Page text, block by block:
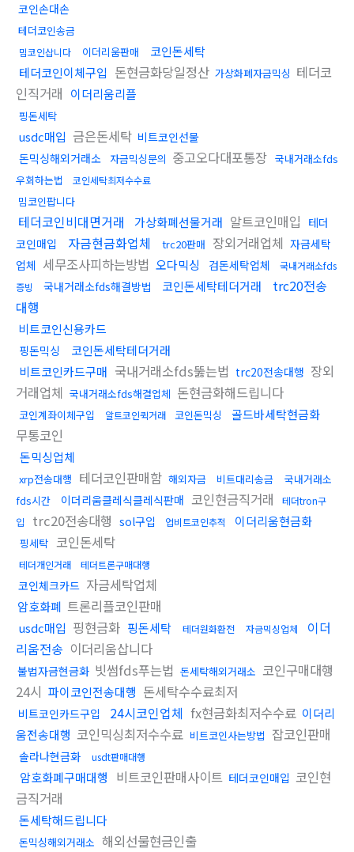
코인손대손
테더코인송금
밈코인삽니다 이더리움판매
코인돈세탁
테더코인이체구입 돈현금화당일정산 가상화폐자금믹싱 테더코
인직거래 이더리움리플
핑돈세탁
usdc매입 금은돈세탁 비트코인선물
돈믹싱해외거래소
자금믹싱문의 중고오다대포통장 국내거래소fds
우회하는법
코인세탁최저수수료
밈코인팝니다
테더코인비대면거래 가상화폐선물거래 알트코인매입 테더
코인매입
자금현금화업체 trc20판매 장외거래업체 자금세탁
업체 세무조사피하는방법 오다믹싱 검돈세탁업체
국내거래소fds
증빙
국내거래소fds해결방법 코인돈세탁테더거래
trc20전송
대행
비트코인신용카드
핑돈믹싱
코인돈세탁테더거래
비트코인카드구매 국내거래소fds뚫는법 trc20전송대행 장외
거래업체 국내거래소fds해결업체 돈현금화해드립니다
코인계좌이체구입 알트코인퀵거래 코인돈믹싱 골드바세탁현금화
무통코인
돈믹싱업체
xrp전송대행 테더코인판매함 해외자금 비트대리송금
국내거래소
fds시간
이더리움클레식클레식판매 코인현금직거래
테더tron구
입
trc20전송대행 sol구입 업비트코인추적 이더리움현금화
핑세탁 코인돈세탁
테더개인거래 테더트론구매대행
코인체크카드 자금세탁업체
암호화폐 트론리플코인판매
usdc매입 핑현금화 핑돈세탁 테더원화환전 자금믹싱업체
이더
리움전송 이더리움삽니다
불법자금현금화 빗썸fds푸는법 돈세탁해외거래소 코인구매대행
24시 파이코인전송대행 돈세탁수수료최저
비트코인카드구입 24시코인업체 fx현금화최저수수료 이더리
움전송대행 코인믹싱최저수수료 비트코인사는방법 잡코인판매
솔라나현금화 usdt판매대행
암호화폐구매대행 비트코인판매사이트 테더코인매입 코인현
금직거래
돈세탁해드립니다
돈믹싱해외거래소 해외선물현금인출